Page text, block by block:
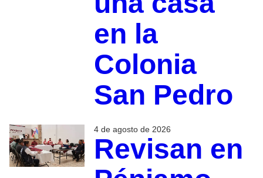
en la
Colonia
San Pedro
4 de agosto de 2026
Revisan en